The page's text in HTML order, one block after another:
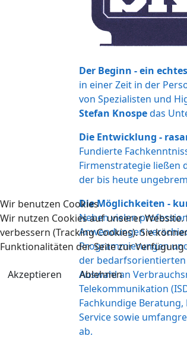
Der Beginn - ein
in einer Zeit in der
von Spezialisten und
Stefan Knospedas
Die Entwicklung -
Fundierte
Firmenstrategie ließen
der bis heute
Die Möglichkeiten -
Neben vielen
Anwendungen
Programmierungen
der
Auswahl an
Telekommunikation
Fachkundige
Service sowie
ab.
Wir benutzen Cookies
Wir nutzen Cookies auf unserer
verbessern (Tracking Cookies). Sie
Funktionalitäten der Seite zur Verfügung
Akzeptieren
Ablehnen